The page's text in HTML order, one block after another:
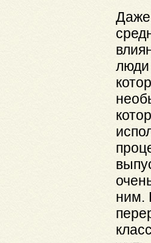
Даже
люди
ним.